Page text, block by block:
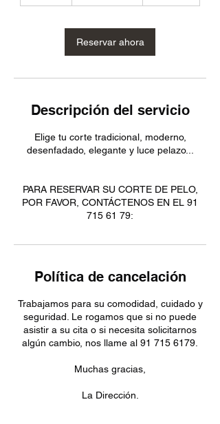
m
Reservar ahora
Descripción del servicio
Elige tu corte tradicional, moderno,
desenfadado, elegante y luce pelazo...
PARA RESERVAR SU CORTE DE PELO,
POR FAVOR, CONTÁCTENOS EN EL 91
715 61 79:
Política de cancelación
Trabajamos para su comodidad, cuidado y
seguridad. Le rogamos que si no puede
asistir a su cita o si necesita solicitarnos
algún cambio, nos llame al 91 715 6179.
Muchas gracias,
La Dirección.